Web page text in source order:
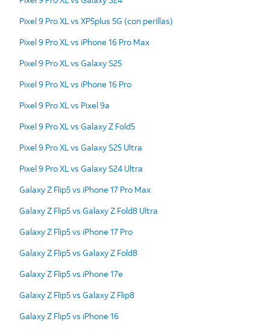
Pixel 9 Pro XL vs XP5plus 5G (con perillas)
Pixel 9 Pro XL vs iPhone 16 Pro Max
Pixel 9 Pro XL vs Galaxy S25
Pixel 9 Pro XL vs iPhone 16 Pro
Pixel 9 Pro XL vs Pixel 9a
Pixel 9 Pro XL vs Galaxy Z Fold5
Pixel 9 Pro XL vs Galaxy S25 Ultra
Pixel 9 Pro XL vs Galaxy S24 Ultra
Galaxy Z Flip5 vs iPhone 17 Pro Max
Galaxy Z Flip5 vs Galaxy Z Fold8 Ultra
Galaxy Z Flip5 vs iPhone 17 Pro
Galaxy Z Flip5 vs Galaxy Z Fold8
Galaxy Z Flip5 vs iPhone 17e
Galaxy Z Flip5 vs Galaxy Z Flip8
Galaxy Z Flip5 vs iPhone 16